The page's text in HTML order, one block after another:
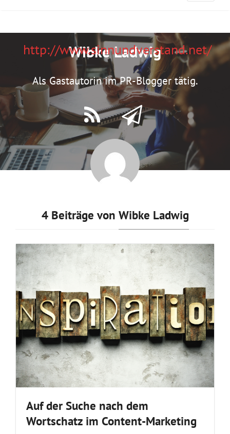
Wibke Ladwig
http://www.sinnundverstand.net/
Als Gastautorin im PR-Blogger tätig.
4 Beiträge von Wibke Ladwig
Auf der Suche nach dem
Wortschatz im Content-Marketing